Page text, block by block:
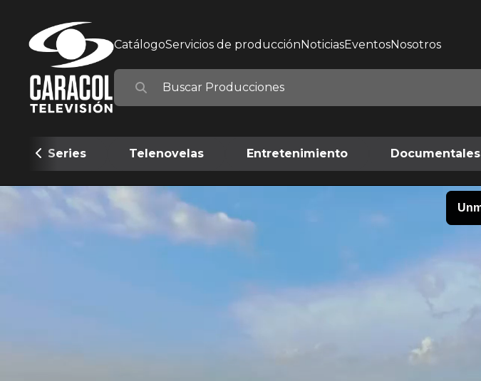
CatálogoServicios de producción NoticiasEventosNosotros
Series Telenovelas Entretenimiento Documentales